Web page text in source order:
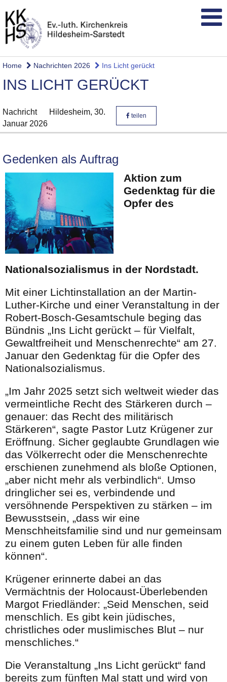
Home Nachrichten 2026 Ins Licht gerückt
INS LICHT GERÜCKT
Nachricht Hildesheim, 30.
Januar 2026
teilen
Gedenken als Auftrag
Aktion zum
Gedenktag für die
Opfer des
Nationalsozialismus in der Nordstadt.
Mit einer Lichtinstallation an der Martin-
Luther-Kirche und einer Veranstaltung in der
Robert-Bosch-Gesamtschule beging das
Bündnis „Ins Licht gerückt – für Vielfalt,
Gewaltfreiheit und Menschenrechte“ am 27.
Januar den Gedenktag für die Opfer des
Nationalsozialismus.
„Im Jahr 2025 setzt sich weltweit wieder das
vermeintliche Recht des Stärkeren durch –
genauer: das Recht des militärisch
Stärkeren“, sagte Pastor Lutz Krügener zur
Eröffnung. Sicher geglaubte Grundlagen wie
das Völkerrecht oder die Menschenrechte
erschienen zunehmend als bloße Optionen,
„aber nicht mehr als verbindlich“. Umso
dringlicher sei es, verbindende und
versöhnende Perspektiven zu stärken – im
Bewusstsein, „dass wir eine
Menschheitsfamilie sind und nur gemeinsam
zu einem guten Leben für alle finden
können“.
Krügener erinnerte dabei an das
Vermächtnis der Holocaust-Überlebenden
Margot Friedländer: „Seid Menschen, seid
menschlich. Es gibt kein jüdisches,
christliches oder muslimisches Blut – nur
menschliches.“
Die Veranstaltung „Ins Licht gerückt“ fand
bereits zum fünften Mal statt und wird von